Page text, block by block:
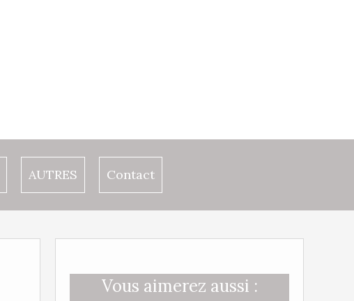
AUTRES Contact
Vous aimerez aussi :